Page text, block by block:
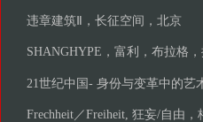
违章建筑Ⅱ，长征空间，北京
SHANGHYPE，富利，布拉格
21世纪中国- 身份与变革中的艺
Frechheit／Freiheit, 狂妄/自由